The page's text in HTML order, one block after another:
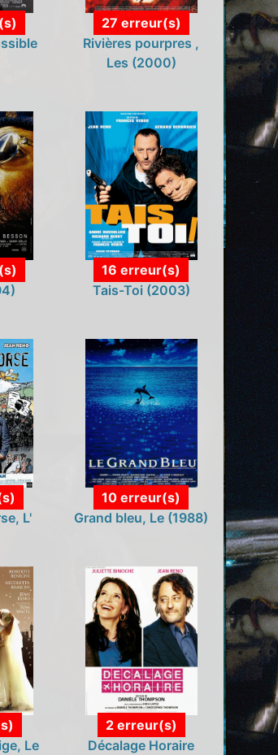
27 erreur(s)
Rivières pourpres ,
Les (2000)
16 erreur(s)
Tais-Toi (2003)
L'
10 erreur(s)
Grand bleu, Le (1988)
Le
2 erreur(s)
Décalage Horaire